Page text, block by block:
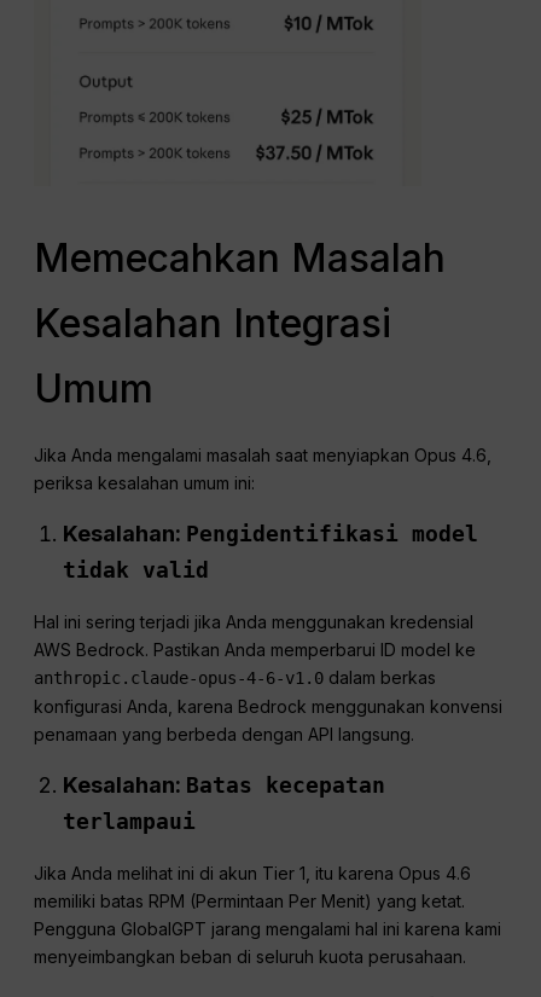
Memecahkan Masalah
Kesalahan Integrasi
Umum
Jika Anda mengalami masalah saat menyiapkan Opus 4.6,
periksa kesalahan umum ini:
Kesalahan: Pengidentifikasi model
tidak valid
Hal ini sering terjadi jika Anda menggunakan kredensial
AWS Bedrock. Pastikan Anda memperbarui ID model ke
anthropic.claude-opus-4-6-v1.0 dalam berkas
konfigurasi Anda, karena Bedrock menggunakan konvensi
penamaan yang berbeda dengan API langsung.
Kesalahan: Batas kecepatan
terlampaui
Jika Anda melihat ini di akun Tier 1, itu karena Opus 4.6
memiliki batas RPM (Permintaan Per Menit) yang ketat.
Pengguna GlobalGPT jarang mengalami hal ini karena kami
menyeimbangkan beban di seluruh kuota perusahaan.